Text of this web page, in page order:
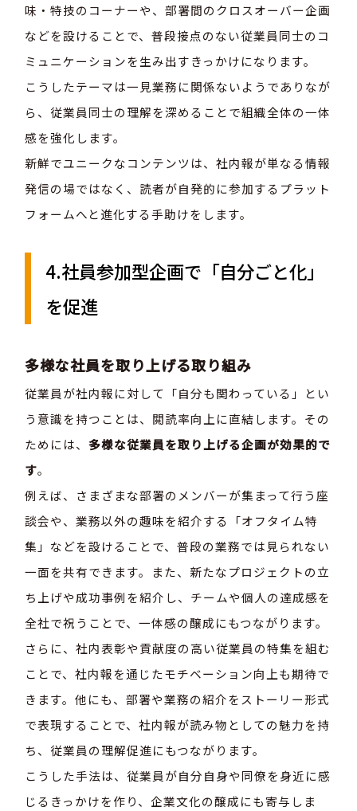
味・特技のコーナーや、部署間のクロスオーバー企画
などを設けることで、普段接点のない従業員同士のコ
ミュニケーションを生み出すきっかけになります。
こうしたテーマは一見業務に関係ないようでありなが
ら、従業員同士の理解を深めることで組織全体の一体
感を強化します。
新鮮でユニークなコンテンツは、社内報が単なる情報
発信の場ではなく、読者が自発的に参加するプラット
フォームへと進化する手助けをします。
4.社員参加型企画で「自分ごと化」
を促進
多様な社員を取り上げる取り組み
従業員が社内報に対して「自分も関わっている」とい
う意識を持つことは、閲読率向上に直結します。その
ためには、多様な従業員を取り上げる企画が効果的で
す。
例えば、さまざまな部署のメンバーが集まって行う座
談会や、業務以外の趣味を紹介する「オフタイム特
集」などを設けることで、普段の業務では見られない
一面を共有できます。また、新たなプロジェクトの立
ち上げや成功事例を紹介し、チームや個人の達成感を
全社で祝うことで、一体感の醸成にもつながります。
さらに、社内表彰や貢献度の高い従業員の特集を組む
ことで、社内報を通じたモチベーション向上も期待で
きます。他にも、部署や業務の紹介をストーリー形式
で表現することで、社内報が読み物としての魅力を持
ち、従業員の理解促進にもつながります。
こうした手法は、従業員が自分自身や同僚を身近に感
じるきっかけを作り、企業文化の醸成にも寄与しま